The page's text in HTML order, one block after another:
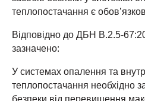
теплопостачання є
Відповідно до ДБН В.2.5-
зазначено:
У системах опалення та
теплопостачання необхідно
безпеки від перевищення